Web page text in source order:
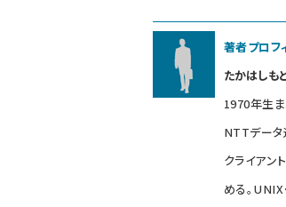
著者プロフ
たかはしも
1970年生
NTTデータ
クライアン
める。